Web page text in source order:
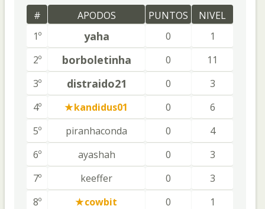
# APODOS PUNTOS
NIVEL
1º
yaha 0
1
2º
borboletinha 0
11
3º
distraido21 0
3
4º
kandidus01 0
6
5º
piranhaconda 0
4
6º
ayashah 0
3
7º
keeffer 0
3
8º
cowbit 0
1